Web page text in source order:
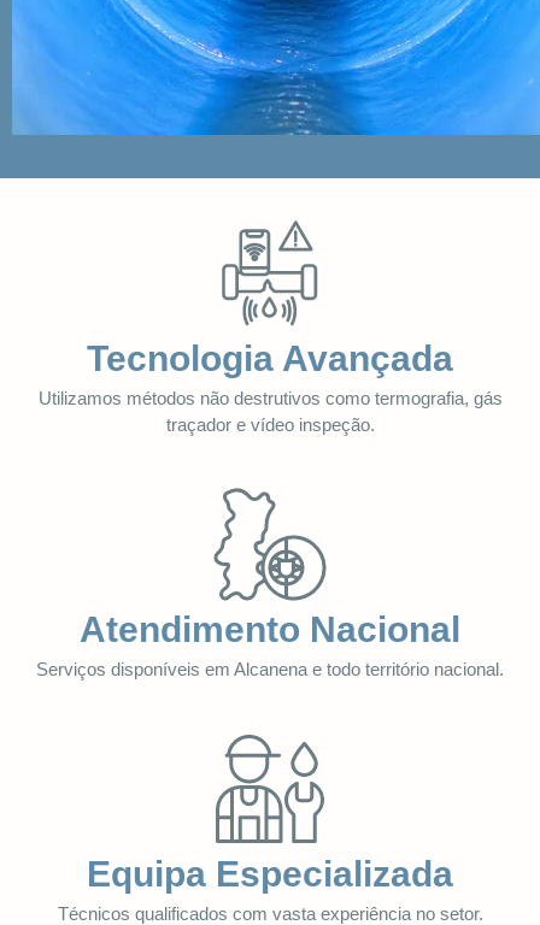
Tecnologia Avançada
Utilizamos métodos não destrutivos como termografia, gás
traçador e vídeo inspeção.
Atendimento Nacional
Serviços disponíveis em Alcanena e todo território nacional.
Equipa Especializada
Técnicos qualificados com vasta experiência no setor.